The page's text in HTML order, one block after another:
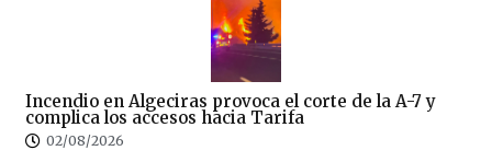
Incendio en Algeciras provoca el corte de la A-7 y
complica los accesos hacia Tarifa
02/08/2026